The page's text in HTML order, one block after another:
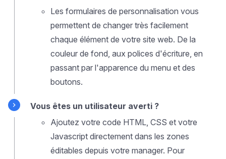
Les formulaires de personnalisation vous
permettent de changer très facilement
chaque élément de votre site web. De la
couleur de fond, aux polices d'écriture, en
passant par l'apparence du menu et des
boutons.
Vous êtes un utilisateur averti ?
Ajoutez votre code HTML, CSS et votre
Javascript directement dans les zones
éditables depuis votre manager. Pour